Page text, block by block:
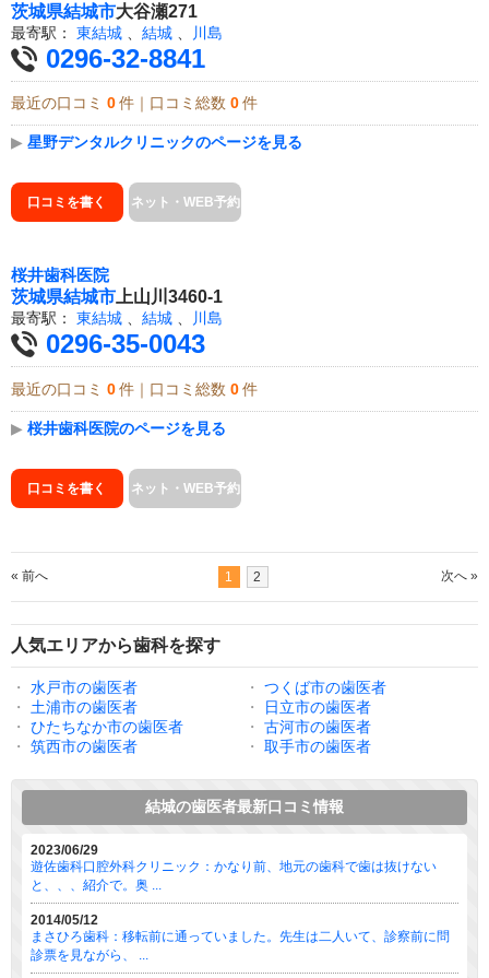
茨城県結城市大谷瀬271
最寄駅： 東結城 結城 川島
0296-32-8841
最近の口コミ 0 件｜口コミ総数 0 件
▶ 星野デンタルクリニックのページを見る
口コミを書く ネット・WEB予約
桜井歯科医院
茨城県結城市 上山川3460-1
最寄駅： 東結城 、 結城 、 川島
0296-35-0043
最近の口コミ 0 件｜口コミ総数 0 件
▶ 桜井歯科医院のページを見る
口コミを書く ネット・WEB予約
« 前へ 1 2 次へ »
人気エリアから歯科を探す
・ 水戸市の歯医者 ・
つくば市の歯医者
・
土浦市の歯医者 ・
日立市の歯医者
・
ひたちなか市の歯医者 ・
古河市の歯医者
・
筑西市の歯医者 ・ 取手市の歯医者
結城の歯医者最新口コミ情報
2023/06/29
遊佐歯科口腔外科クリニック：かなり前、地元の歯科で歯は抜けない
と、、、紹介で。奥 ...
2014/05/12
まさひろ歯科：移転前に通っていました。先生は二人いて、診察前に問
診票を見ながら、 ...